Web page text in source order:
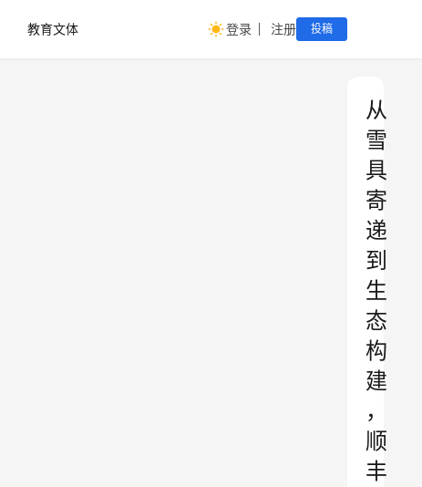
教育文体 登录 注册 投稿
从
雪
具
寄
递
到
生
态
构
建
，
顺
丰